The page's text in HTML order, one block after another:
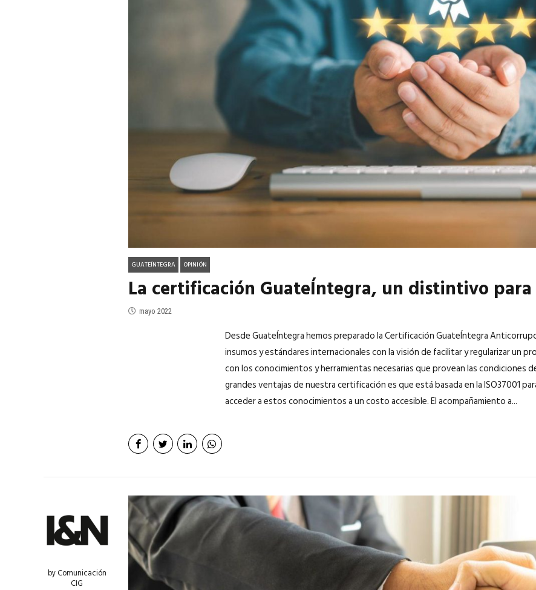
GUATEÍNTEGRA OPINIÓN
La certificación GuateÍntegra, un distintivo para
mayo 2022
Desde GuateÍntegra hemos preparado la Certificación GuateÍntegra
insumos y estándares internacionales con la visión de facilitar y regularizar un
con los conocimientos y herramientas necesarias que provean las condiciones
grandes ventajas de nuestra certificación es que está basada en la ISO37001
acceder a estos conocimientos a un costo accesible. El acompañamiento a...
by Comunicación
CIG